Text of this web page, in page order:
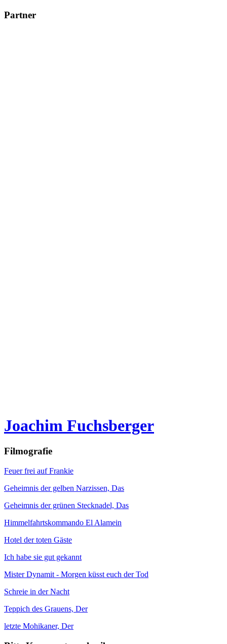
Partner
Joachim Fuchsberger
Filmografie
Feuer frei auf Frankie
Geheimnis der gelben Narzissen, Das
Geheimnis der grünen Stecknadel, Das
Himmelfahrtskommando El Alamein
Hotel der toten Gäste
Ich habe sie gut gekannt
Mister Dynamit - Morgen küsst euch der Tod
Schreie in der Nacht
Teppich des Grauens, Der
letzte Mohikaner, Der